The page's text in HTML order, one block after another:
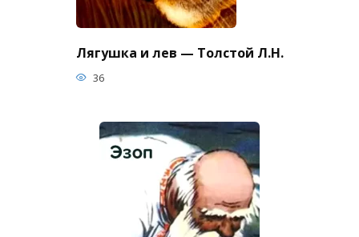
Лягушка и лев — Толстой Л.Н.
36